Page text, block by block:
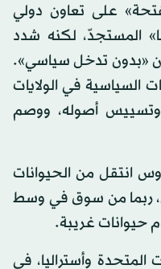
على تعاون دولي
المستجدّ، لكنه شدد
«بدون تدخل سياسي».
في الولايات
أصوله، ووصم
انتقل من الحيوانات
ربما من سوق في وسط
حيوانات غريبة.
وأستراليا، في